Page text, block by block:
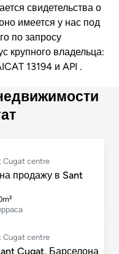
свидетельства о
имеется у нас под
по запросу
крупного владельца:
13194 и API .
Cugat centre
продажу в Sant
Cugat centre
Cugat, Барселона